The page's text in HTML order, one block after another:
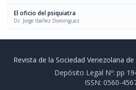
El oficio del psiquiatra
Dr. Jorge Ibáñez Domínguez
Revista de la Sociedad Venezolana
Depósito Legal Nº: pp
ISSN: 0560-